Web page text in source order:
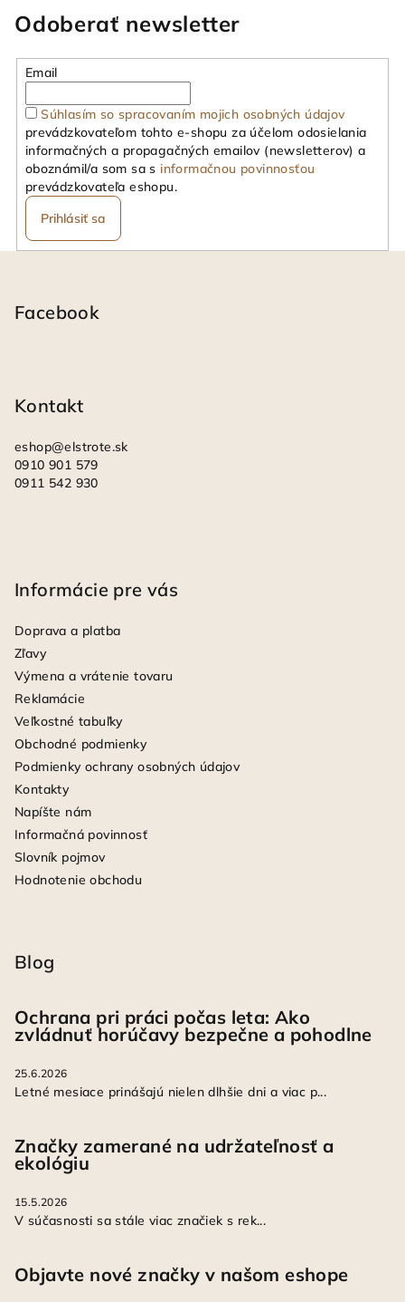
Odoberať newsletter
Email
Súhlasím so spracovaním mojich osobných údajov
prevádzkovateľom tohto e-shopu za účelom odosielania
informačných a propagačných emailov (newsletterov) a
oboznámil/a som sa s informačnou povinnosťou
prevádzkovateľa eshopu.
Prihlásiť sa
Facebook
Kontakt
eshop@elstrote.sk
0910 901 579
0911 542 930
Informácie pre vás
Doprava a platba
Zľavy
Výmena a vrátenie tovaru
Reklamácie
Veľkostné tabuľky
Obchodné podmienky
Podmienky ochrany osobných údajov
Kontakty
Napíšte nám
Informačná povinnosť
Slovník pojmov
Hodnotenie obchodu
Blog
Ochrana pri práci počas leta: Ako
zvládnuť horúčavy bezpečne a pohodlne
25.6.2026
Letné mesiace prinášajú nielen dlhšie dni a viac p...
Značky zamerané na udržateľnosť a
ekológiu
15.5.2026
V súčasnosti sa stále viac značiek s rek...
Objavte nové značky v našom eshope